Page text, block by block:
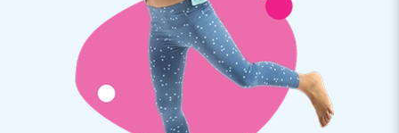
Bij JB Inflatables vind je heel veel opblaasbare skytubes.
Deze professionele airtubes zijn er in allerlei kleuren en
maten en zijn zeker gebruiksvriendelijk. Zet de blower aan en
WOOSH: je vrolijke airtube schiet meteen de lucht in. Jij hebt
in no time een waving tube bij jouw bedrijf of evenement
staan. De opblaasbare blikvangers van JB Inflatables vallen